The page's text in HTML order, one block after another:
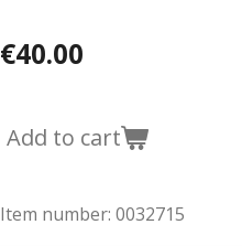
€40.00
Add to cart
Item number: 0032715